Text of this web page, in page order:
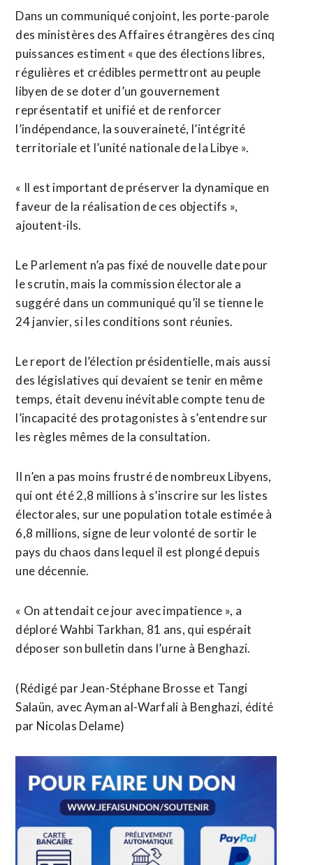
Dans un communiqué conjoint, les porte-parole
des ministères des Affaires étrangères des cinq
puissances estiment « que des élections libres,
régulières et crédibles permettront au peuple
libyen de se doter d’un gouvernement
représentatif et unifié et de renforcer
l’indépendance, la souveraineté, l’intégrité
territoriale et l’unité nationale de la Libye ».
« Il est important de préserver la dynamique en
faveur de la réalisation de ces objectifs »,
ajoutent-ils.
Le Parlement n’a pas fixé de nouvelle date pour
le scrutin, mais la commission électorale a
suggéré dans un communiqué qu’il se tienne le
24 janvier, si les conditions sont réunies.
Le report de l’élection présidentielle, mais aussi
des législatives qui devaient se tenir en même
temps, était devenu inévitable compte tenu de
l’incapacité des protagonistes à s’entendre sur
les règles mêmes de la consultation.
Il n’en a pas moins frustré de nombreux Libyens,
qui ont été 2,8 millions à s’inscrire sur les listes
électorales, sur une population totale estimée à
6,8 millions, signe de leur volonté de sortir le
pays du chaos dans lequel il est plongé depuis
une décennie.
« On attendait ce jour avec impatience », a
déploré Wahbi Tarkhan, 81 ans, qui espérait
déposer son bulletin dans l’urne à Benghazi.
(Rédigé par Jean-Stéphane Brosse et Tangi
Salaün, avec Ayman al-Warfali à Benghazi, édité
par Nicolas Delame)